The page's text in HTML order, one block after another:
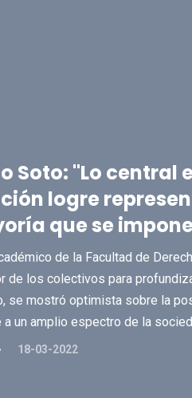
Soto: "Lo central
logre
que se
de la Facultad de
de los colectivos para
se mostró optimista sobre la
un amplio espectro de la
18-03-2022